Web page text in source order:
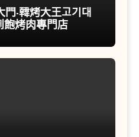
-韓烤大王고기대
烤肉專門店